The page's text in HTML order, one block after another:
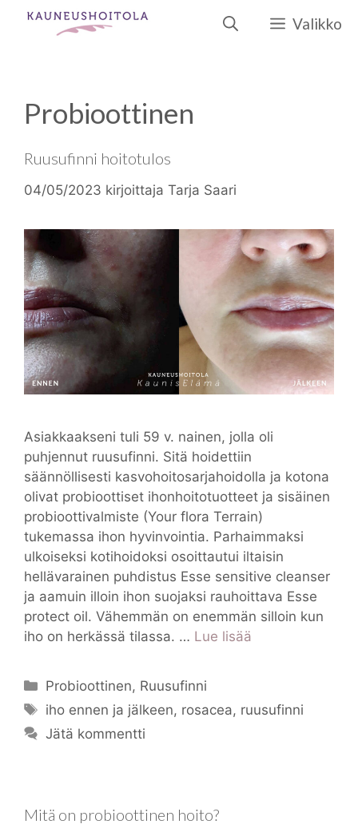
Siirry
Valikko
Probioottinen
Ruusufinni hoitotulos
04/05/2023 kirjoittaja Tarja Saari
Asiakkaakseni tuli 59 v. nainen, jolla oli
puhjennut ruusufinni. Sitä hoidettiin
säännöllisesti kasvohoitosarjahoidolla ja kotona
olivat probioottiset ihonhoitotuotteet ja sisäinen
probioottivalmiste (Your flora Terrain)
tukemassa ihon hyvinvointia. Parhaimmaksi
ulkoiseksi kotihoidoksi osoittautui iltaisin
hellävarainen puhdistus Esse sensitive cleanser
ja aamuin illoin ihon suojaksi rauhoittava Esse
protect oil. Vähemmän on enemmän silloin kun
iho on herkässä tilassa. … Lue lisää
Kategoriat
Probioottinen, Ruusufinni
Avainsanat
iho ennen ja jälkeen, rosacea, ruusufinni
Jätä kommentti
Mitä on probioottinen hoito?